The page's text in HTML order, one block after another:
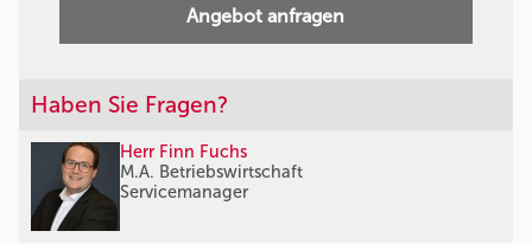
Angebot anfragen
Haben Sie Fragen?
Herr Finn Fuchs
M.A. Betriebswirtschaft
Servicemanager